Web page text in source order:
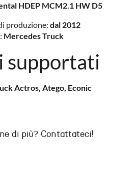
HDEP MCM2.1 HW D5
produzione: dal 2012
Mercedes Truck
supportati
Actros, Atego, Econic
di più? Contattateci!